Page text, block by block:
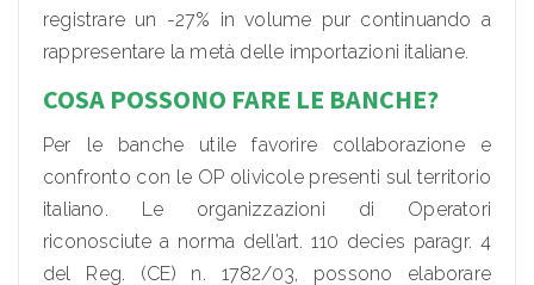
registrare un -27% in volume pur continuando a
rappresentare la metà delle importazioni italiane.
COSA POSSONO FARE LE BANCHE?
Per le banche utile favorire collaborazione e
confronto con le OP olivicole presenti sul territorio
italiano. Le organizzazioni di Operatori
riconosciute a norma dell’art. 110 decies paragr. 4
del Reg. (CE) n. 1782/03, possono elaborare